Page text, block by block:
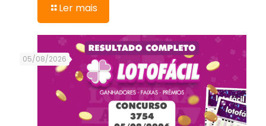
Ler mais
05/08/2026